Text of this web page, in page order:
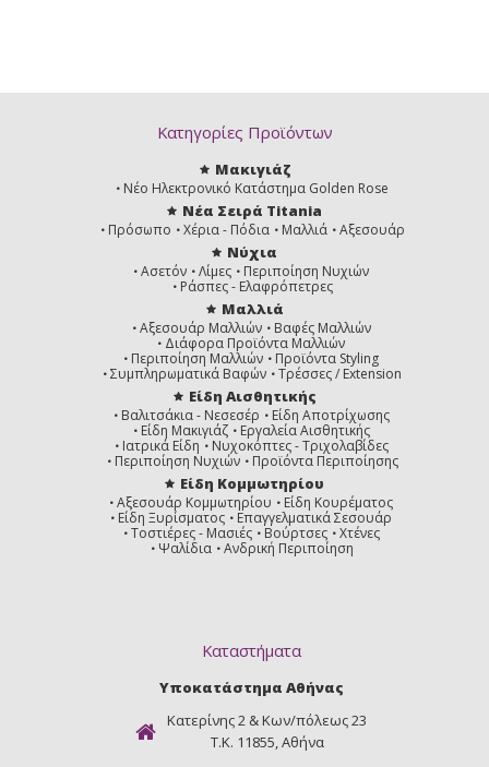
Κατηγορίες Προϊόντων
Μακιγιάζ
Νέο Ηλεκτρονικό Κατάστημα Golden Rose
Νέα Σειρά Titania
Πρόσωπο Χέρια - Πόδια Μαλλιά Αξεσουάρ
Νύχια
Ασετόν Λίμες
Περιποίηση Νυχιών
Ράσπες - Ελαφρόπετρες
Μαλλιά
Αξεσουάρ Μαλλιών
Βαφές Μαλλιών
Διάφορα Προϊόντα Μαλλιών
Περιποίηση Μαλλιών
Προϊόντα Styling
Συμπληρωματικά Βαφών
Τρέσσες / Extension
Είδη Αισθητικής
Βαλιτσάκια - Νεσεσέρ
Είδη Αποτρίχωσης
Είδη Μακιγιάζ
Εργαλεία Αισθητικής
Ιατρικά Είδη
Νυχοκόπτες - Τριχολαβίδες
Περιποίηση Νυχιών
Προϊόντα Περιποίησης
Είδη Κομμωτηρίου
Αξεσουάρ Κομμωτηρίου
Είδη Κουρέματος
Είδη Ξυρίσματος
Επαγγελματικά Σεσουάρ
Τοστιέρες - Μασιές
Βούρτσες
Χτένες
Ψαλίδια
Ανδρική Περιποίηση
Καταστήματα
Υποκατάστημα Αθήνας
Κατερίνης 2 & Κων/πόλεως 23
Τ.Κ. 11855, Αθήνα